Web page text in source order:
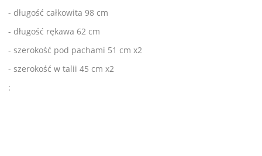
- długość całkowita 98 cm
- długość rękawa 62 cm
- szerokość pod pachami 51 cm x2
- szerokość w talii 45 cm x2
: